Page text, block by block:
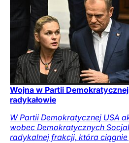
Wojna w Partii
radykałowie
W Partii Demokratycznej USA
wobec Demokratycznych
radykalnej frakcji, która